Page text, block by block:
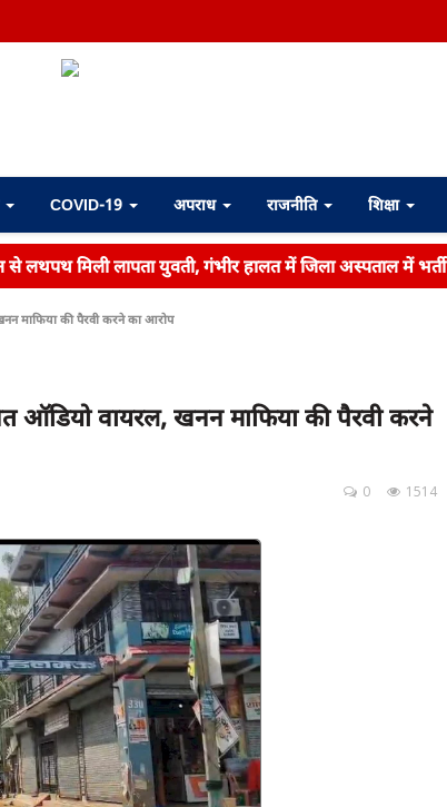
COVID-19 अपराध राजनीति शिक्षा
से लथपथ मिली लापता युवती, गंभीर हालत में जिला अस्पताल में भर्ती
माफिया की पैरवी करने का आरोप
ऑडियो वायरल, खनन माफिया की पैरवी करने
1514
0